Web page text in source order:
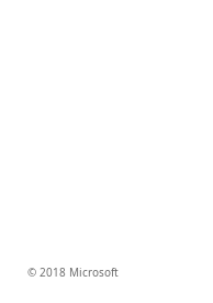
© 2018 Microsoft